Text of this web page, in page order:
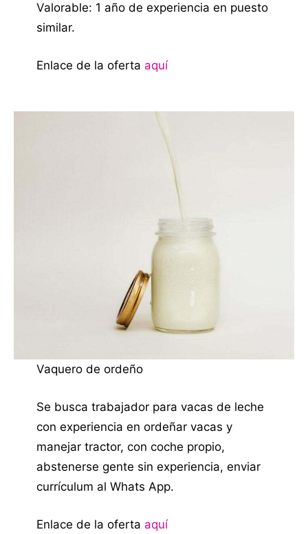
Valorable: 1 año de experiencia en puesto
similar.
Enlace de la oferta aquí
Vaquero de ordeño
Se busca trabajador para vacas de leche
con experiencia en ordeñar vacas y
manejar tractor, con coche propio,
abstenerse gente sin experiencia, enviar
currículum al Whats App.
Enlace de la oferta aquí